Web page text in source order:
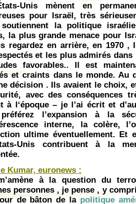
Unis mènent en
pour Israël, très
soutiennent la politique
la plus grande menace pour
regardez en arrière, en 1970 ,
et les plus admirés
favorables.. Il est
et craints dans le monde. Au
décision . Ils avaient le choix,
avec des conséquences
à l‘époque – je l’ai écrit et
l’expansion à la
interne, la colère,
ultime éventuellement. Et
Unis contribuent à la
Kumar, euronews :
à la question du
personnes , je pense , y
de bâton de la politique